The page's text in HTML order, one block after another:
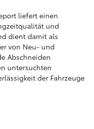
liefert einen
und
dient damit als
von Neu- und
Abschneiden
untersuchten
der Fahrzeuge